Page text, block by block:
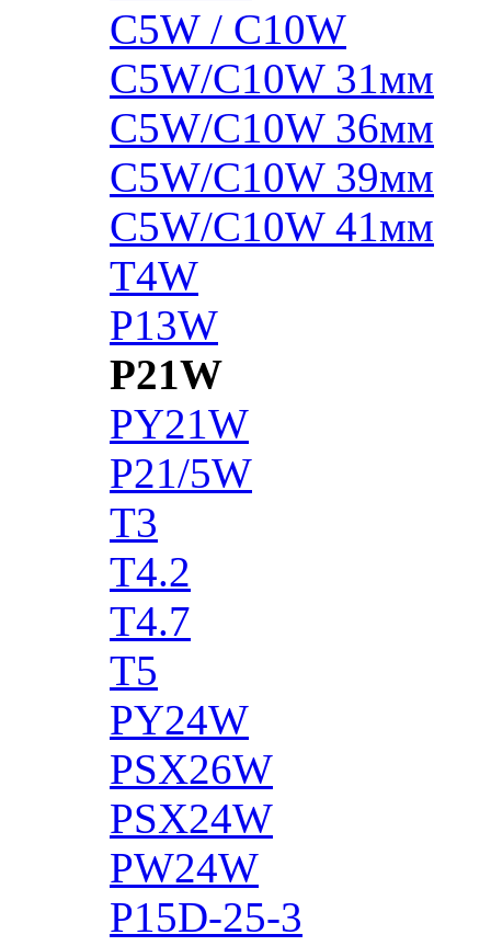
C5W / C10W
C5W/C10W 31мм
C5W/C10W 36мм
C5W/C10W 39мм
C5W/C10W 41мм
T4W
P13W
P21W
PY21W
P21/5W
T3
T4.2
T4.7
T5
PY24W
PSX26W
PSX24W
PW24W
P15D-25-3